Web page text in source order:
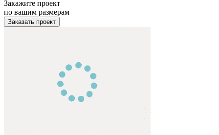
Закажите проект
по вашим размерам
Заказать проект